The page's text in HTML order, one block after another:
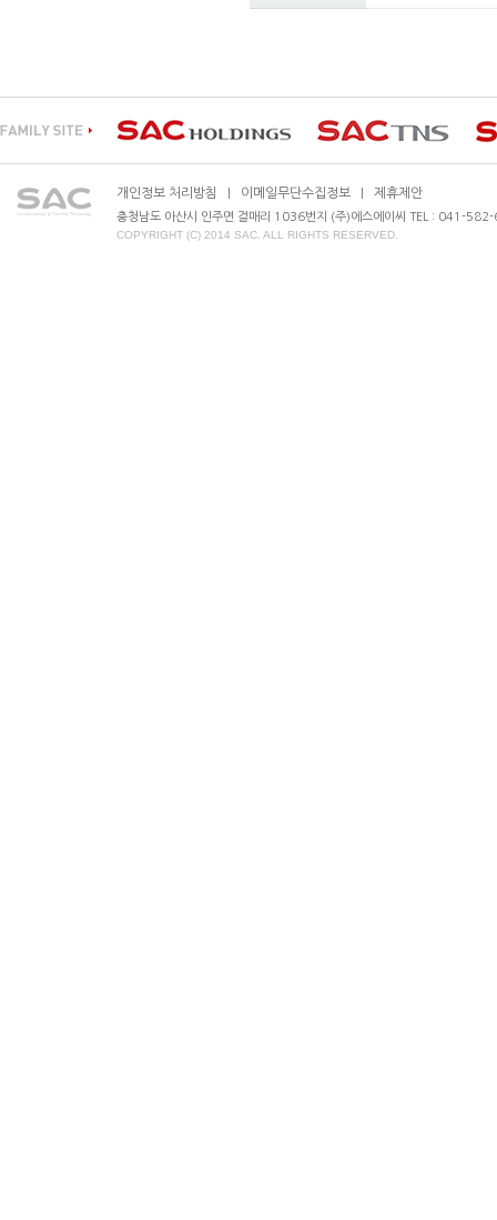
개인정보 처리방침 이메일무단수집정보 제휴제안
충청남도 아산시 인주면 걸매리 1036번지 (주)에스에이씨 TEL : 041-
COPYRIGHT (C) 2014 SAC. ALL RIGHTS RESERVED.